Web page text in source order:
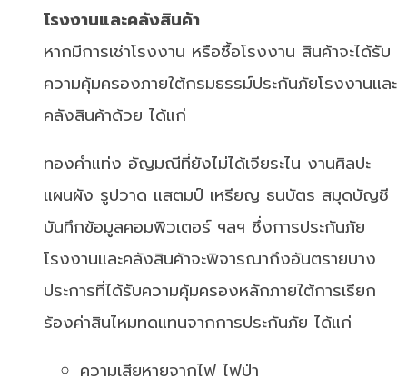
โรงงานและคลังสินค้า
หากมีการเช่าโรงงาน หรือซื้อโรงงาน สินค้าจะได้รับ
ความคุ้มครองภายใต้กรมธรรม์ประกันภัยโรงงานและ
คลังสินค้าด้วย ได้แก่
ทองคำแท่ง อัญมณีที่ยังไม่ได้เจียระไน งานศิลปะ
แผนผัง รูปวาด แสตมป์ เหรียญ ธนบัตร สมุดบัญชี
บันทึกข้อมูลคอมพิวเตอร์ ฯลฯ ซึ่งการประกันภัย
โรงงานและคลังสินค้าจะพิจารณาถึงอันตรายบาง
ประการที่ได้รับความคุ้มครองหลักภายใต้การเรียก
ร้องค่าสินไหมทดแทนจากการประกันภัย ได้แก่
ความเสียหายจากไฟ ไฟป่า